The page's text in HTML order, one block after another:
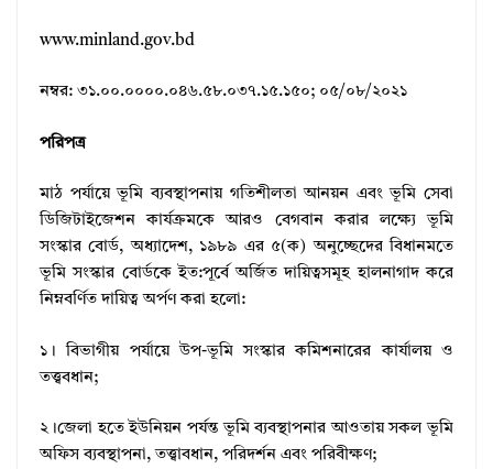
www.minland.gov.bd
নম্বর: ৩১.০০.০০০০.০৪৬.৫৮.০৩৭.১৫.১৫০; ০৫/০৮/২০২১
পরিপত্র
মাঠ পর্যায়ে ভূমি ব্যবস্থাপনায় গতিশীলতা আনয়ন এবং ভূমি সেবা
ডিজিটাইজেশন কার্যক্রমকে আরও বেগবান করার লক্ষ্যে ভূমি
সংস্কার বোর্ড, অধ্যাদেশ, ১৯৮৯ এর ৫(ক) অনুচ্ছেদের বিধানমতে
ভূমি সংস্কার বোর্ডকে ইত:পূর্বে অর্জিত দায়িত্বসমূহ হালনাগাদ করে
নিম্নবর্ণিত দায়িত্ব অর্পণ করা হলো:
১। বিভাগীয় পর্যায়ে উপ-ভূমি সংস্কার কমিশনারের কার্যালয় ও
তত্ত্ববধান;
২।জেলা হতে ইউনিয়ন পর্যন্ত ভূমি ব্যবস্থাপনার আওতায় সকল ভূমি
অফিস ব্যবস্থাপনা, তত্ত্বাবধান, পরিদর্শন এবং পরিবীক্ষণ;